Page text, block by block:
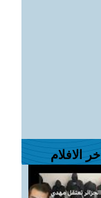
اخر الافلام